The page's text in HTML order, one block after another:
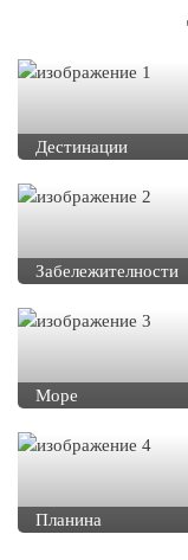
Дестинации
Забележителности
Море
Планина